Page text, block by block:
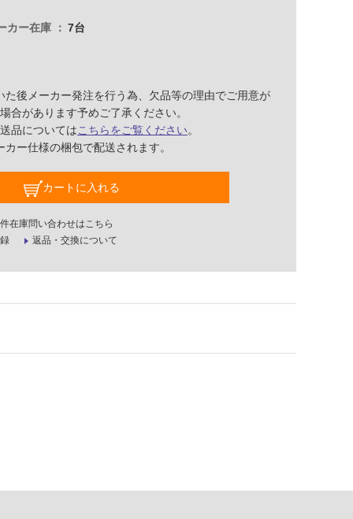
カー在庫 7台
た後メーカー発注を行う為、欠品等の理由でご用意が
合があります予めご了承ください。
品についてはこちらをご覧ください。
ー仕様の梱包で配送されます。
カートに入れる
在庫問い合わせはこちら
返品・交換について